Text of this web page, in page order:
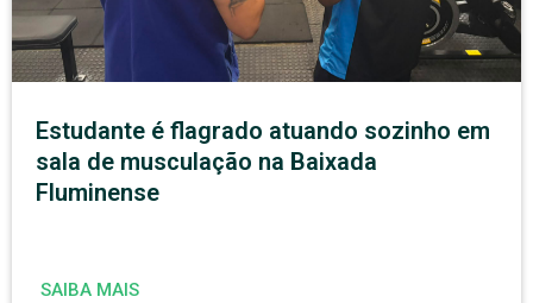
Estudante é flagrado atuando sozinho em
sala de musculação na Baixada
Fluminense
SAIBA MAIS